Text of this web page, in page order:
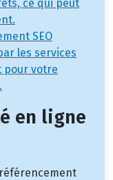
ce qui peut
SEO
les services
pour votre
en ligne